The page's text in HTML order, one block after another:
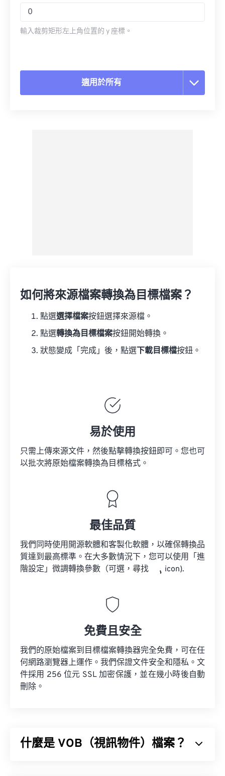
輸入裁剪矩形左上角位置的 y 座標。
適用於所有
如何將來源檔案轉換為目標檔案？
點選選擇檔案按鈕選擇來源檔。
點選轉換為目標檔案按鈕開始轉換。
狀態變成「完成」後，點選 下載目標檔按鈕。
易於使用
只需上傳來源文件，然後點擊轉換按鈕即可。您也可
以批次將原始檔案轉換為目標格式。
最佳品質
我們同時使用開源軟體和客製化軟體，以確保轉換品
質達到最高標準。在大多數情況下，您可以使用「進
階設定」微調轉換參數（可選，尋找
icon).
免費且安全
我們的原始檔案到目標檔案轉換器完全免費，可在任
何網路瀏覽器上運作。我們保證文件安全和隱私。文
件採用 256 位元 SSL 加密保護，並在幾小時後自動
刪除。
什麼是 VOB（視訊物件）檔案？